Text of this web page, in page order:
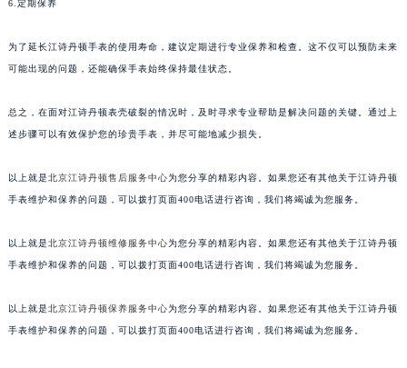
6.定期保养
为了延长江诗丹顿手表的使用寿命，建议定期进行专业保养和检查。这不仅可以预防未来
可能出现的问题，还能确保手表始终保持最佳状态。
总之，在面对江诗丹顿表壳破裂的情况时，及时寻求专业帮助是解决问题的关键。通过上
述步骤可以有效保护您的珍贵手表，并尽可能地减少损失。
以上就是北京江诗丹顿售后服务中心为您分享的精彩内容。如果您还有其他关于江诗丹顿
手表维护和保养的问题，可以拨打页面400电话进行咨询，我们将竭诚为您服务。
以上就是北京江诗丹顿维修服务中心为您分享的精彩内容。如果您还有其他关于江诗丹顿
手表维护和保养的问题，可以拨打页面400电话进行咨询，我们将竭诚为您服务。
以上就是北京江诗丹顿保养服务中心为您分享的精彩内容。如果您还有其他关于江诗丹顿
手表维护和保养的问题，可以拨打页面400电话进行咨询，我们将竭诚为您服务。